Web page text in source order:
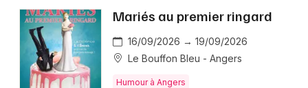
Mariés au premier ringard
16/09/2026 → 19/09/2026
Le Bouffon Bleu - Angers
Humour à Angers